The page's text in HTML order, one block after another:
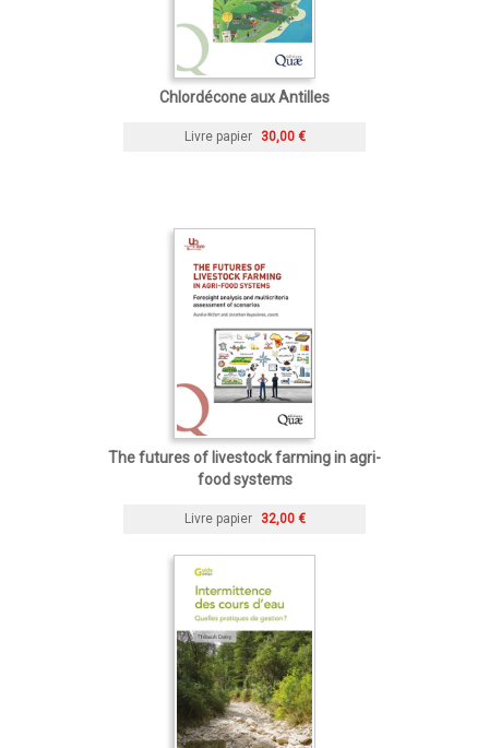
Chlordécone aux Antilles
Livre papier 30,00 €
The futures of livestock farming in agri-
food systems
Livre papier 32,00 €